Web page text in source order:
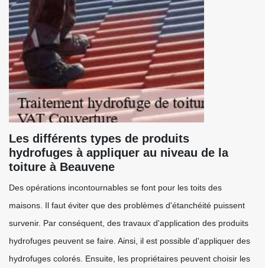
Les différents types de produits
hydrofuges à appliquer au niveau de la
toiture à Beauvene
Des opérations incontournables se font pour les toits des
maisons. Il faut éviter que des problèmes d'étanchéité puissent
survenir. Par conséquent, des travaux d'application des produits
hydrofuges peuvent se faire. Ainsi, il est possible d'appliquer des
hydrofuges colorés. Ensuite, les propriétaires peuvent choisir les